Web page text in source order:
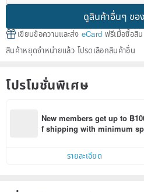
ดูสินค้าอื่นๆ ขอ
เขียนข้อความและส่ง eCard ฟรีเมื่อซื้อสิ
สินค้าหยุดจำหน่ายแล้ว โปรดเลือกสินค้าอื่น
โปรโมชั่นพิเศษ
New members get up to ฿
f shipping with minimum
within 7 days!
รายละเอียด